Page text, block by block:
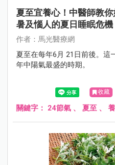
夏至宜養心！中醫師教
暑及惱人的夏日睡眠危機
作者：馬光醫療網
夏至在每年6月 21日前後。這
年中陽氣最盛的時期。
收藏
關鍵字： 24節氣 、 夏至 、